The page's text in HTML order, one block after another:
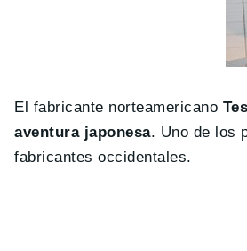
El fabricante norteamericano
aventura japonesa. Uno de los
fabricantes occidentales.